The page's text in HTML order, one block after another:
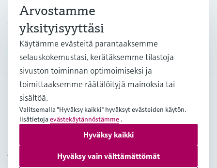
Asiakastuki
Yritys
FIN•
Copyright © Endress+Hauser Group Services AG
Käyttöehdot
Tietosuojakäytäntö
Yleiset sopimusehdot
Arvostamme
yksityisyyttäsi
Käytämme evästeitä parantaaksemme
selauskokemustasi, kerätäksemme tilastoja
sivuston toiminnan optimoimiseksi ja
toimittaaksemme räätälöityjä mainoksia tai
sisältöä.
Valitsemalla "Hyväksy kaikki" hyväksyt evästeiden käytön.
lisätietoja evästekäytännöstämme .
Hyväksy vain välttämättömät
Hyväksy kaikki